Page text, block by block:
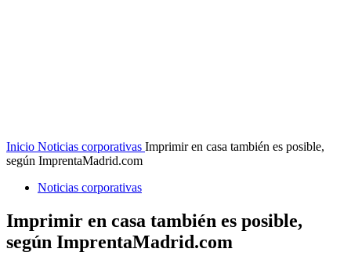
Inicio Noticias corporativas Imprimir en casa también es posible,
según ImprentaMadrid.com
Noticias corporativas
Imprimir en casa también es posible,
según ImprentaMadrid.com